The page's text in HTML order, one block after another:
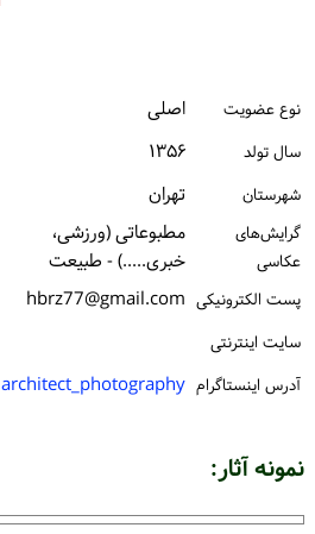
نوع عضویت اصلی
سال تولد ۱۳۵۶
شهرستان تهران
گرایش‌های
عکاسی
مطبوعاتی (ورزشی،
خبری.....) - طبیعت
پست الكترونیكی hbrz77@gmail.com
سایت اینترنتی
آدرس اینستاگرام architect_photography
نمونه آثار: